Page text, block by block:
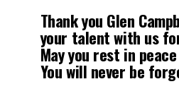
Thank you Glen
your talent with us
May you rest in
You will never be